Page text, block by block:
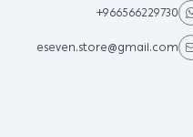
+966566229730
eseven.store@gmail.com